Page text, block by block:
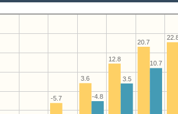
20.7
12.8
3.6
-5.7
10.7
3.5
-4.8